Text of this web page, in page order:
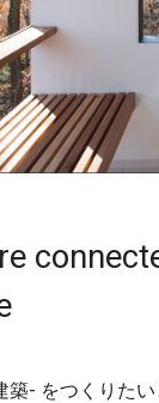
- をつくりたい